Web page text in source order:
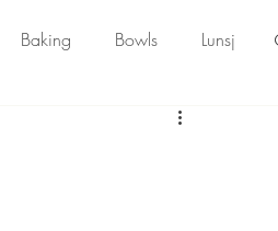
Baking Bowls Lunsj